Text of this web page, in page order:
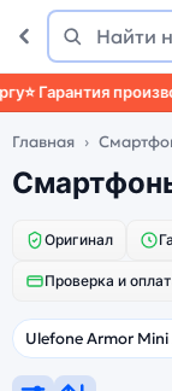
Поиск
Найти
⭐ Гарантия
Главная
Оригинал
Проверка и
Ulefone Armor